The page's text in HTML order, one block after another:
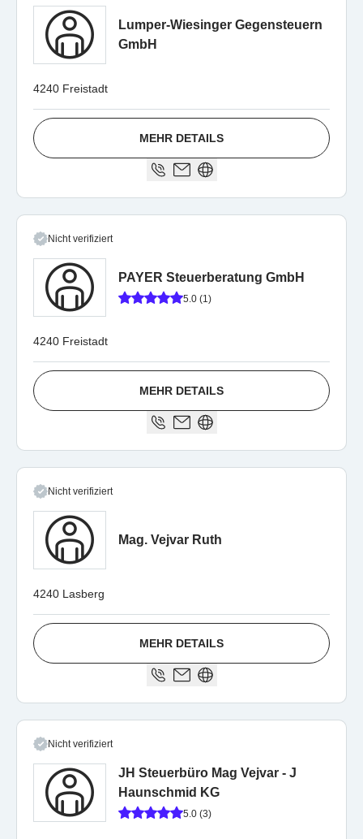
Lumper-Wiesinger Gegensteuern
GmbH
4240 Freistadt
MEHR DETAILS
Nicht verifiziert
PAYER Steuerberatung GmbH
5.0 (1)
4240 Freistadt
MEHR DETAILS
Nicht verifiziert
Mag. Vejvar Ruth
4240 Lasberg
MEHR DETAILS
Nicht verifiziert
JH Steuerbüro Mag Vejvar - J
Haunschmid KG
5.0 (3)